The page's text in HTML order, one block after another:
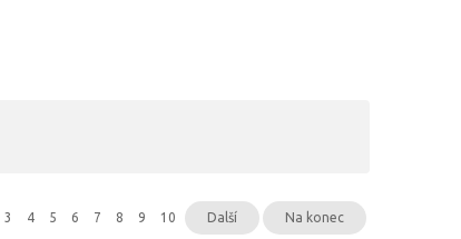
3 4 5 6 7 8 9 10 Další Na konec